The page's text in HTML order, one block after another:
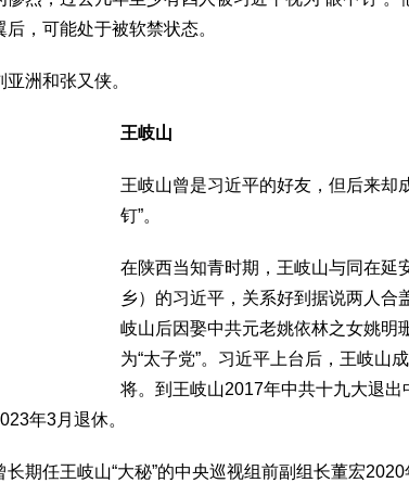
，可能处于被软禁状态。
洲和张又侠。
王岐山
王岐山曾是习近平的好友，但后来却
钉”。
在陕西当知青时期，王岐山与同在延
乡）的习近平，关系好到据说两人合
岐山后因娶中共元老姚依林之女姚明
为“太子党”。习近平上台后，王岐山
将。到王岐山2017年中共十九大退出
年3月退休。
期任王岐山“大秘”的中央巡视组前副组长董宏2020